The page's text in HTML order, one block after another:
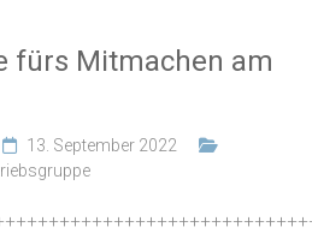
fürs Mitmachen am
13. September 2022